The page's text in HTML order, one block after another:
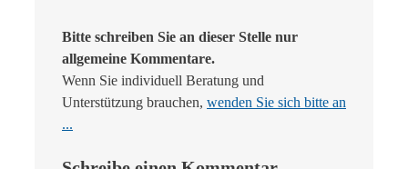
Bitte schreiben Sie an dieser Stelle nur
allgemeine Kommentare.
Wenn Sie individuell Beratung und
Unterstützung brauchen, wenden Sie sich bitte an
...